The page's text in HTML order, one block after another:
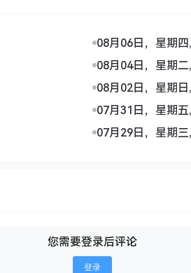
08月06日，星期四
08月04日，星期二
08月02日，星期日
07月31日，星期五
07月29日，星期三
您需要登录后评论
登录